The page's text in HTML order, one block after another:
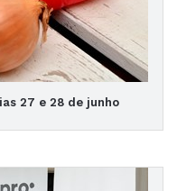
27 e 28 de junho